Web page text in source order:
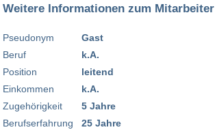
Weitere Informationen zum Mitarbeiter
Pseudonym
Beruf
Position
Einkommen
Zugehörigkeit
Berufserfahrung
Gast
k.A.
leitend
k.A.
5 Jahre
25 Jahre